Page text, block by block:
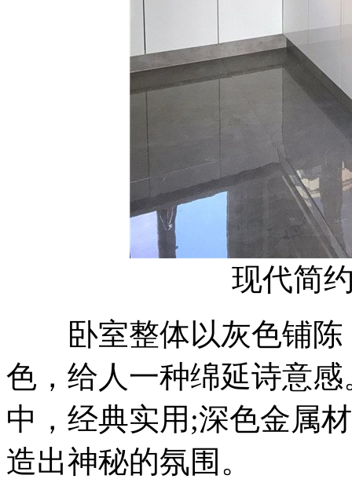
现代简
卧室整体以灰色铺陈
色，给人一种绵延诗意
中，经典实用;深色金属
造出神秘的氛围。